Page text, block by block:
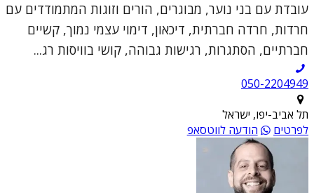
עובדת עם בני נוער, מבוגרים, הורים וזוגות המתמודדים עם
חרדות, חרדה חברתית, דיכאון, דימוי עצמי נמוך, קשיים
חברתיים, הסתגרות, רגישות גבוהה, קושי בוויסות רג...
050-2204949
תל אביב-יפו, ישראל
לפרטים
הודעה לווטסאפ